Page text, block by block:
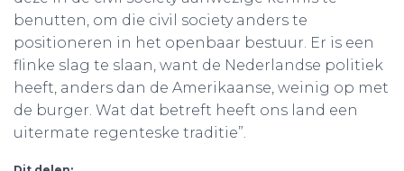
benutten, om die civil society anders te
positioneren in het openbaar bestuur. Er is een
flinke slag te slaan, want de Nederlandse politiek
heeft, anders dan de Amerikaanse, weinig op met
de burger. Wat dat betreft heeft ons land een
uitermate regenteske traditie”.